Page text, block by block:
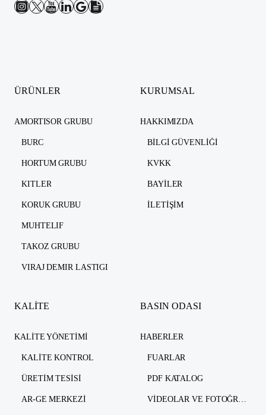
ÜRÜNLER
AMORTISOR GRUBU
BURC
HORTUM GRUBU
KITLER
KORUK GRUBU
MUHTELIF
TAKOZ GRUBU
VIRAJ DEMIR LASTIGI
KURUMSAL
HAKKIMIZDA
BILGI GÜVENLIĞI
KVKK
BAYILER
İLETIŞIM
KALİTE
KALITE YÖNETIMI
KALITE KONTROL
ÜRETIM TESISI
AR-GE MERKEZI
BASIN ODASI
HABERLER
FUARLAR
PDF KATALOG
VIDEOLAR VE FOTOĞRAFLAR